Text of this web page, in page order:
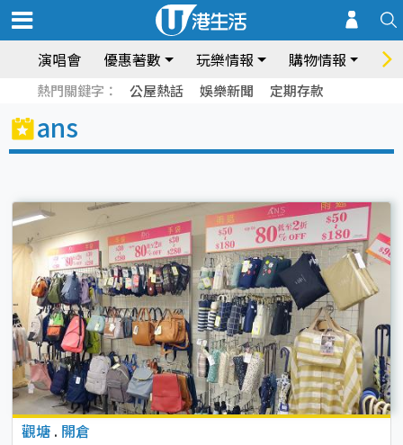
演唱會 優惠著數 玩樂情報 購物情報 飲
熱門關鍵字： 公屋熱話 娛樂新聞 定期存款
ans
觀塘 . 開倉